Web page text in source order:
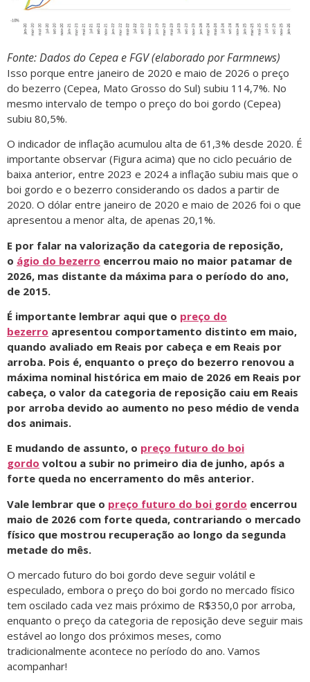
Fonte: Dados do Cepea e FGV (elaborado por Farmnews)
Isso porque entre janeiro de 2020 e maio de 2026 o preço
do bezerro (Cepea, Mato Grosso do Sul) subiu 114,7%. No
mesmo intervalo de tempo o preço do boi gordo (Cepea)
subiu 80,5%.
O indicador de inflação acumulou alta de 61,3% desde 2020. É
importante observar (Figura acima) que no ciclo pecuário de
baixa anterior, entre 2023 e 2024 a inflação subiu mais que o
boi gordo e o bezerro considerando os dados a partir de
2020. O dólar entre janeiro de 2020 e maio de 2026 foi o que
apresentou a menor alta, de apenas 20,1%.
E por falar na valorização da categoria de reposição,
o ágio do bezerro encerrou maio no maior patamar de
2026, mas distante da máxima para o período do ano,
de 2015.
É importante lembrar aqui que o preço do
bezerro apresentou comportamento distinto em maio,
quando avaliado em Reais por cabeça e em Reais por
arroba. Pois é, enquanto o preço do bezerro renovou a
máxima nominal histórica em maio de 2026 em Reais por
cabeça, o valor da categoria de reposição caiu em Reais
por arroba devido ao aumento no peso médio de venda
dos animais.
E mudando de assunto, o preço futuro do boi
gordo voltou a subir no primeiro dia de junho, após a
forte queda no encerramento do mês anterior.
Vale lembrar que o preço futuro do boi gordo encerrou
maio de 2026 com forte queda, contrariando o mercado
físico que mostrou recuperação ao longo da segunda
metade do mês.
O mercado futuro do boi gordo deve seguir volátil e
especulado, embora o preço do boi gordo no mercado físico
tem oscilado cada vez mais próximo de R$350,0 por arroba,
enquanto o preço da categoria de reposição deve seguir mais
estável ao longo dos próximos meses, como
tradicionalmente acontece no período do ano. Vamos
acompanhar!